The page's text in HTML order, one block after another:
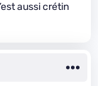
aussi crétin